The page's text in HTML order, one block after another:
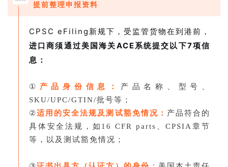
提前整理申报资料
CPSC eFiling新规下，受监管货物在到港前，
进口商须通过美国海关ACE系统提交以下7项信
息：
① 产品身份信息： 产品名称、型号、
SKU/UPC/GTIN/批号等；
②适用的安全法规及测试豁免情况： 产品符合的
具体安全法规，如16 CFR parts、CPSIA 章节
等，以及测试豁免情况；